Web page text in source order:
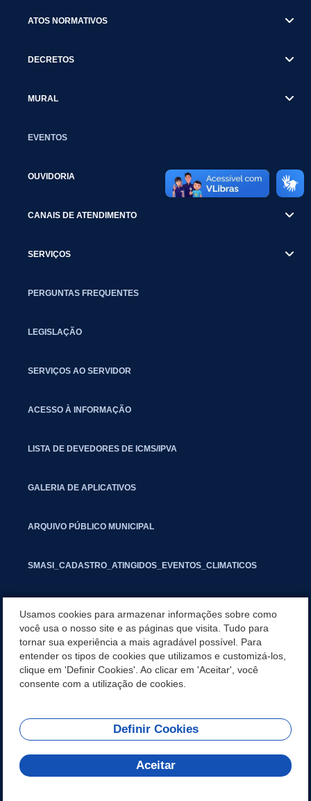
ATOS NORMATIVOS
DECRETOS
MURAL
EVENTOS
OUVIDORIA
CANAIS DE ATENDIMENTO
SERVIÇOS
PERGUNTAS FREQUENTES
LEGISLAÇÃO
SERVIÇOS AO SERVIDOR
ACESSO À INFORMAÇÃO
LISTA DE DEVEDORES DE ICMS/IPVA
GALERIA DE APLICATIVOS
ARQUIVO PÚBLICO MUNICIPAL
SMASI_CADASTRO_ATINGIDOS_EVENTOS_CLIMATICOS
INFORMATIVO PIT
SEGUNDA VIA IPTU
REDES SOCIAIS
Usamos cookies para armazenar informações sobre como
você usa o nosso site e as páginas que visita. Tudo para
tornar sua experiência a mais agradável possível. Para
entender os tipos de cookies que utilizamos e customizá-los,
clique em 'Definir Cookies'. Ao clicar em 'Aceitar', você
consente com a utilização de cookies.
Definir Cookies
Aceitar